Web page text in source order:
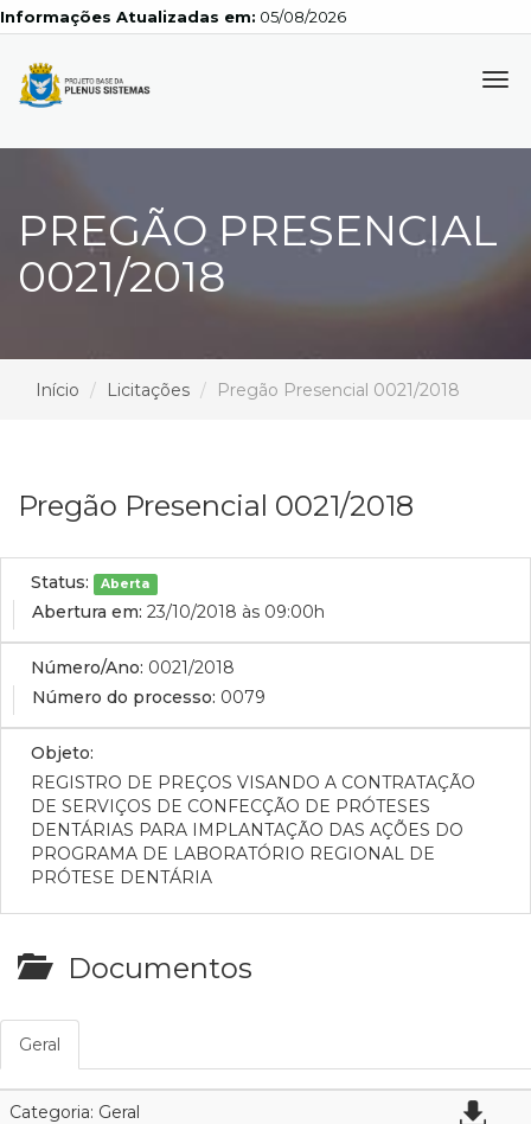
Atualizadas em: 05/08/2026
PREGÃO PRESENCIAL
0021/2018
Início Licitações Pregão Presencial 0021/2018
Pregão Presencial 0021/2018
Status: Aberta
Abertura em: 23/10/2018 às 09:00h
Número/Ano: 0021/2018
Número do processo: 0079
Objeto:
REGISTRO DE PREÇOS VISANDO A CONTRATAÇÃO
DE SERVIÇOS DE CONFECÇÃO DE PRÓTESES
DENTÁRIAS PARA IMPLANTAÇÃO DAS AÇÕES DO
PROGRAMA DE LABORATÓRIO REGIONAL DE
PRÓTESE DENTÁRIA
Documentos
Geral
Categoria: Geral